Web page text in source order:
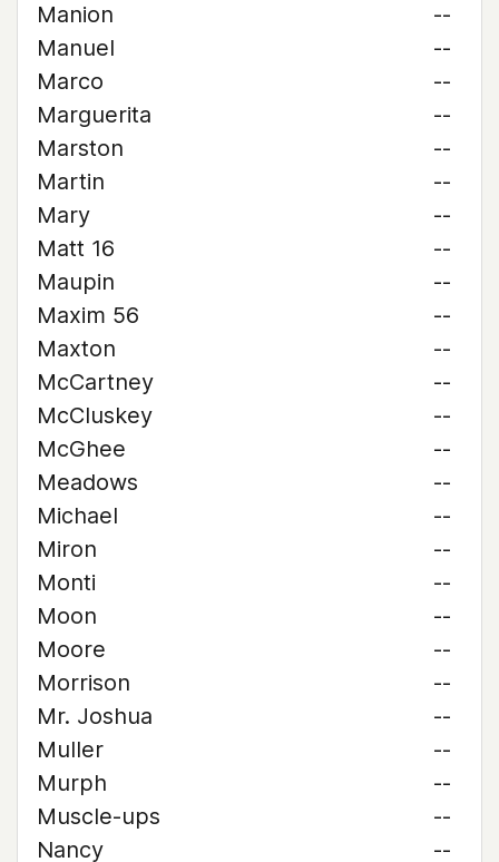
Manion
--
Manuel
--
Marco
--
Marguerita
--
Marston
--
Martin
--
Mary
--
Matt 16
--
Maupin
--
Maxim 56
--
Maxton
--
McCartney
--
McCluskey
--
McGhee
--
Meadows
--
Michael
--
Miron
--
Monti
--
Moon
--
Moore
--
Morrison
--
Mr. Joshua
--
Muller
--
Murph
--
Muscle-ups
--
Nancy
--